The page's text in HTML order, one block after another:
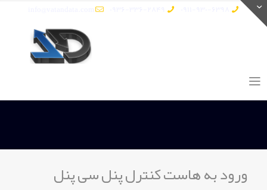
ورود به هاست کنترل پنل سی پنل